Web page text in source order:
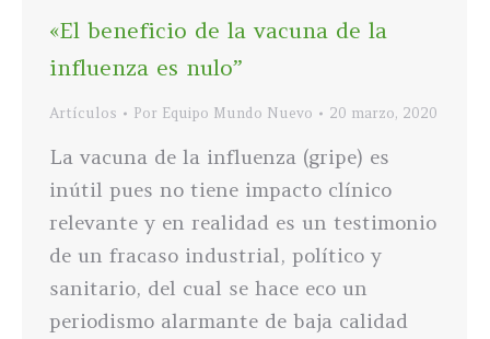
«El beneficio de la vacuna de la
influenza es nulo”
Artículos Por Equipo Mundo Nuevo 20 marzo, 2020
La vacuna de la influenza (gripe) es
inútil pues no tiene impacto clínico
relevante y en realidad es un testimonio
de un fracaso industrial, político y
sanitario, del cual se hace eco un
periodismo alarmante de baja calidad